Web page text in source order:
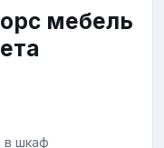
мебель